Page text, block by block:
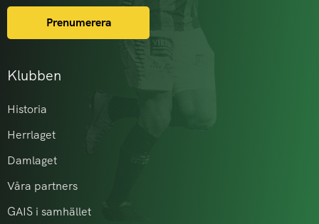
Klubben
Historia
Herrlaget
Damlaget
Våra partners
GAIS i samhället
Prenumerera